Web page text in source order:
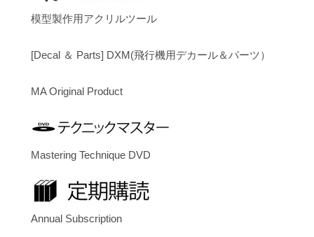
模型製作用アクリルツール
[Decal ＆ Parts] DXM(飛行機用デカール＆パーツ）
MA Original Product
Mastering Technique DVD
Annual Subscription